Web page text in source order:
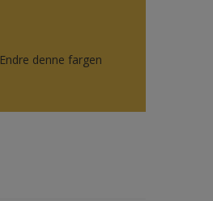
Endre denne fargen